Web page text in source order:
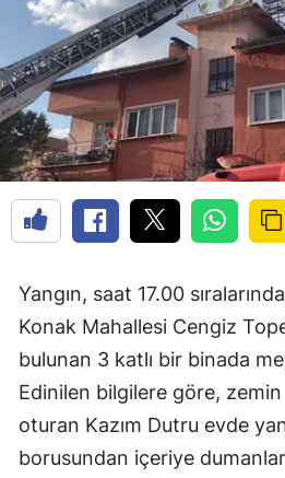
Yangın, saat 17.00
Konak Mahallesi Cengiz
bulunan 3 katlı bir binada
Edinilen bilgilere göre,
oturan Kazım Dutru evde
borusundan içeriye